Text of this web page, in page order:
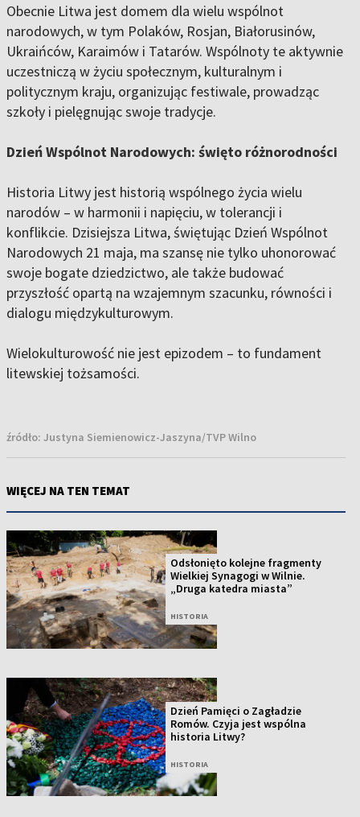
Obecnie Litwa jest domem dla wielu wspólnot
narodowych, w tym Polaków, Rosjan, Białorusinów,
Ukraińców, Karaimów i Tatarów. Wspólnoty te aktywnie
uczestniczą w życiu społecznym, kulturalnym i
politycznym kraju, organizując festiwale, prowadząc
szkoły i pielęgnując swoje tradycje.
Dzień Wspólnot Narodowych: święto różnorodności
Historia Litwy jest historią wspólnego życia wielu
narodów – w harmonii i napięciu, w tolerancji i
konflikcie. Dzisiejsza Litwa, świętując Dzień Wspólnot
Narodowych 21 maja, ma szansę nie tylko uhonorować
swoje bogate dziedzictwo, ale także budować
przyszłość opartą na wzajemnym szacunku, równości i
dialogu międzykulturowym.
Wielokulturowość nie jest epizodem – to fundament
litewskiej tożsamości.
źródło: Justyna Siemienowicz-Jaszyna/TVP Wilno
WIĘCEJ NA TEN TEMAT
Odsłonięto kolejne fragmenty
Wielkiej Synagogi w Wilnie.
„Druga katedra miasta”
HISTORIA
Dzień Pamięci o Zagładzie
Romów. Czyja jest wspólna
historia Litwy?
HISTORIA